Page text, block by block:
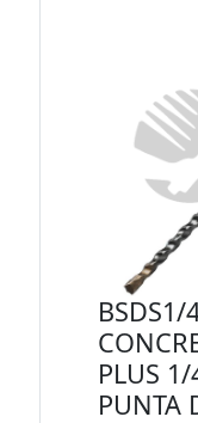
BSDS1/
PLUS
PUNTA